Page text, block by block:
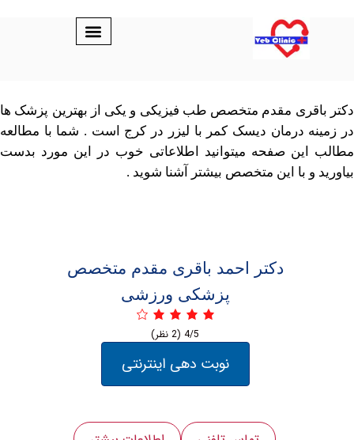
مقدم متخصص طب فیزیکی و یکی از بهترین پزشک ها
درمان دیسک کمر با لیزر در کرج است . شما با مطالعه
صفحه میتوانید اطلاعاتی خوب در این مورد بدست
و با این متخصص بیشتر آشنا شوید .
دکتر احمد باقری مقدم متخصص
پزشکی ورزشی
نوبت دهی اینترنتی